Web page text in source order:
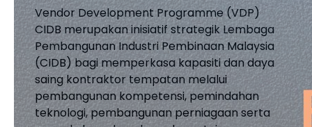
Vendor Development Programme (VDP)
CIDB merupakan inisiatif strategik Lembaga
Pembangunan Industri Pembinaan Malaysia
(CIDB) bagi memperkasa kapasiti dan daya
saing kontraktor tempatan melalui
pembangunan kompetensi, pemindahan
teknologi, pembangunan perniagaan serta